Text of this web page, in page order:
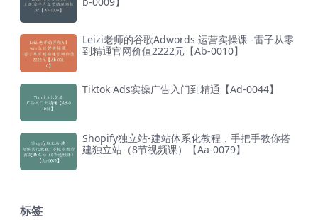
Leizi老师的谷歌Adwords 运营实操课 -雷子从零
到精通官网价值2222元【Ab-0010】
Tiktok Ads实操广告入门到精通【Ad-0044】
Shopify独立站-建站体系化教程，手把手教你搭
建独立站（8节视频课）【Aa-0079】
标签